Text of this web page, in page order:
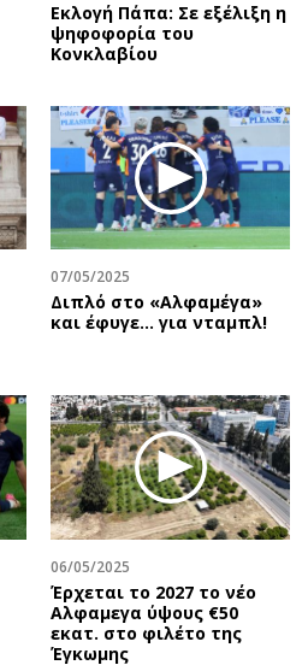
Εκλογή Πάπα: Σε εξέλιξη η
ψηφοφορία του
Κονκλαβίου
07/05/2025
Διπλό στο «Αλφαμέγα»
και έφυγε… για νταμπλ!
06/05/2025
Έρχεται το 2027 το νέο
Aλφαμεγα ύψους €50
εκατ. στο φιλέτο της
Έγκωμης